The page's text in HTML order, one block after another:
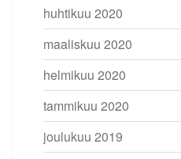
huhtikuu 2020
maaliskuu 2020
helmikuu 2020
tammikuu 2020
joulukuu 2019